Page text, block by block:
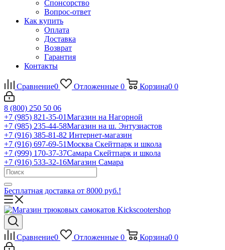
Спонсорство
Вопрос-ответ
Как купить
Оплата
Доставка
Возврат
Гарантия
Контакты
Сравнение0 Отложенные 0 Корзина0 0
8 (800) 250 50 06
+7 (985) 821-35-01Магазин на Нагорной
+7 (985) 235-44-58Магазин на ш. Энтузиастов
+7 (916) 385-81-82 Интернет-магазин
+7 (916) 697-69-51Москва Скейтпарк и школа
+7 (999) 170-37-37Самара Скейтпарк и школа
+7 (916) 533-32-16Магазин Самара
Бесплатная доставка от 8000 руб.!
Сравнение0 Отложенные 0 Корзина0 0